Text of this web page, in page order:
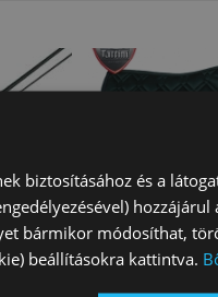
Nyeregalátét
Steppelés
biztosításához és a
hozzájárul
bármikor módosíthat,
beállításokra kattintva.